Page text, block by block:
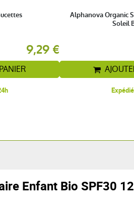
9,29 €
Alphanova Organic
Soleil
Enfant Bio SPF30